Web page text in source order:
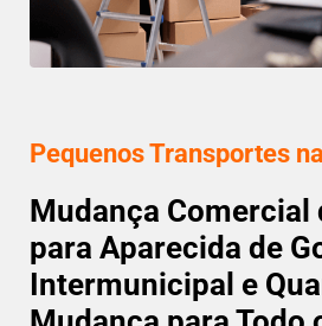
Pequenos Transportes
Mudança Comercial
para Aparecida de
Intermunicipal e